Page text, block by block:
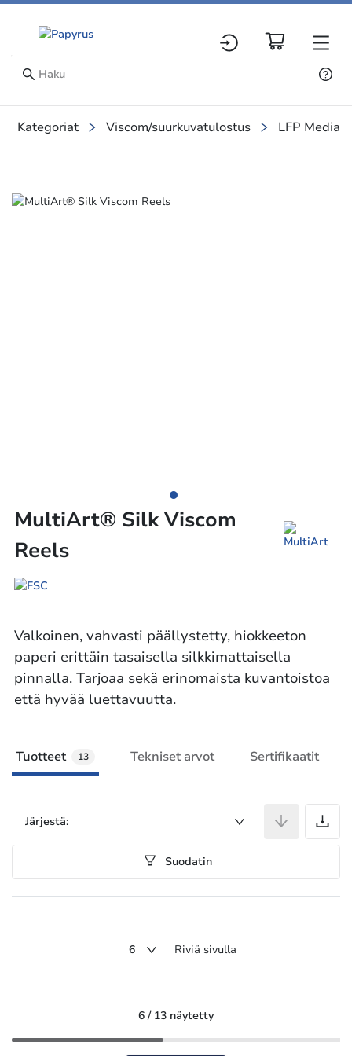
Kategoriat Viscom/suurkuvatulostus LFP Media
Slide 1 of 1
MultiArt® Silk Viscom
Reels
Valkoinen, vahvasti päällystetty, hiokkeeton
paperi erittäin tasaisella silkkimattaisella
pinnalla. Tarjoaa sekä erinomaista kuvantoistoa
että hyvää luettavuutta.
Tuotteet 13 Tekniset arvot Sertifikaatit
Järjestä:
Suodatin
6 Riviä sivulla
6 / 13 näytetty